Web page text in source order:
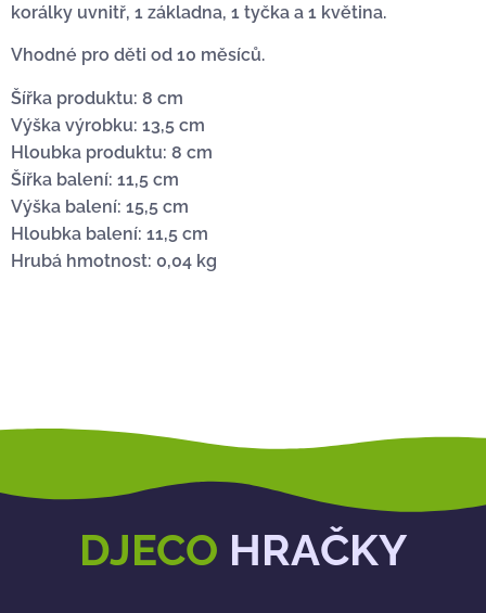
korálky uvnitř, 1 základna, 1 tyčka a 1 květina.
Vhodné pro děti od 10 měsíců.
Šířka produktu: 8 cm
Výška výrobku: 13,5 cm
Hloubka produktu: 8 cm
Šířka balení: 11,5 cm
Výška balení: 15,5 cm
Hloubka balení: 11,5 cm
Hrubá hmotnost: 0,04 kg
DJECO HRAČKY